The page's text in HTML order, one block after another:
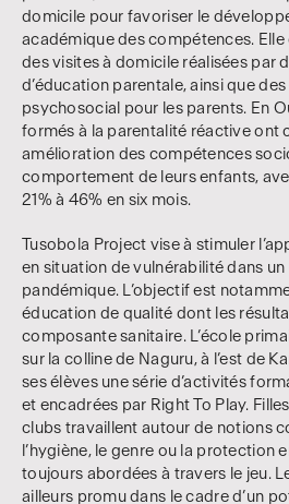
domicile pour favoriser le
académique des compétences.
des visites à domicile réalisées par
d’éducation parentale, ainsi que
psychosocial pour les parents. En
formés à la parentalité réactive ont
amélioration des compétences
comportement de leurs enfants,
21% à 46% en six mois.
Tusobola Project vise à stimuler
en situation de vulnérabilité dans
pandémique. L’objectif est
éducation de qualité dont les
composante sanitaire. L’école
sur la colline de Naguru, à l’est de
ses élèves une série d’activités
et encadrées par Right To Play.
clubs travaillent autour de notions
l’hygiène, le genre ou la protection
toujours abordées à travers le jeu.
ailleurs promu dans le cadre d’un